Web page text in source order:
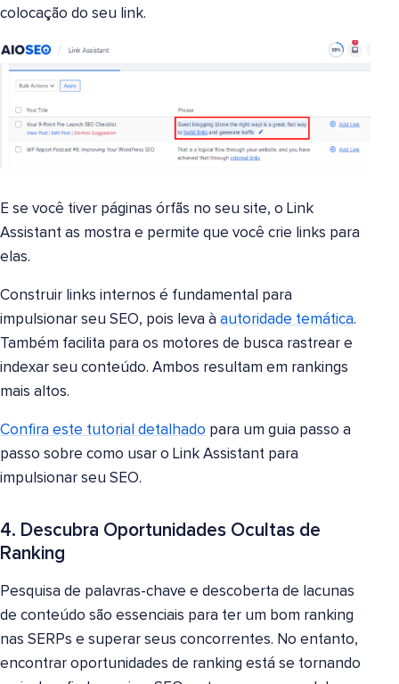
colocação do seu link.
E se você tiver páginas órfãs no seu site, o Link
Assistant as mostra e permite que você crie links para
elas.
Construir links internos é fundamental para
impulsionar seu SEO, pois leva à autoridade temática.
Também facilita para os motores de busca rastrear e
indexar seu conteúdo. Ambos resultam em rankings
mais altos.
Confira este tutorial detalhado para um guia passo a
passo sobre como usar o Link Assistant para
impulsionar seu SEO.
4. Descubra Oportunidades Ocultas de
Ranking
Pesquisa de palavras-chave e descoberta de lacunas
de conteúdo são essenciais para ter um bom ranking
nas SERPs e superar seus concorrentes. No entanto,
encontrar oportunidades de ranking está se tornando